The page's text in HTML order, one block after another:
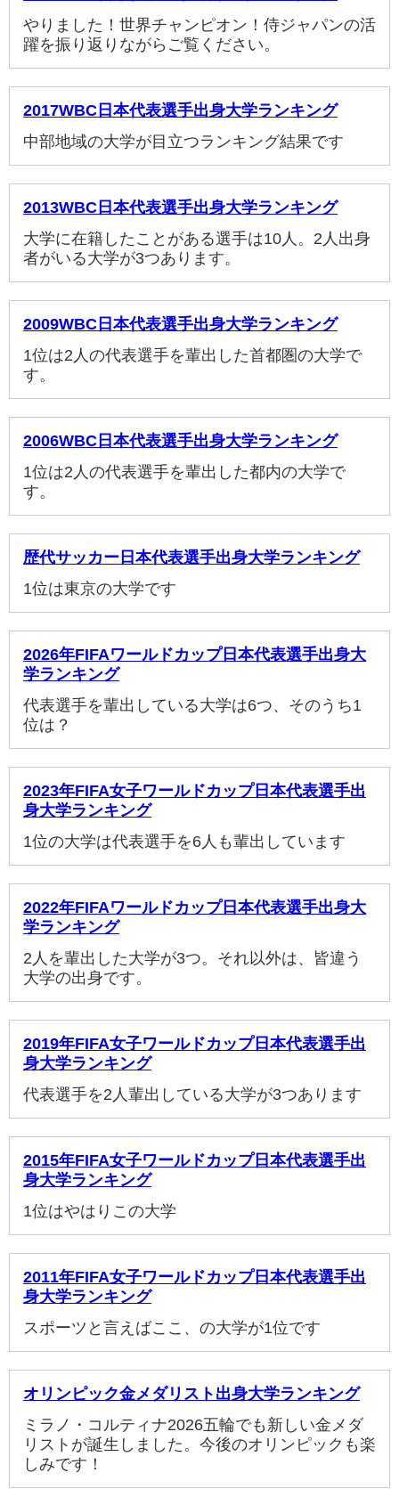
やりました！世界チャンピオン！侍ジャパンの活
躍を振り返りながらご覧ください。
2017WBC日本代表選手出身大学ランキング
中部地域の大学が目立つランキング結果です
2013WBC日本代表選手出身大学ランキング
大学に在籍したことがある選手は10人。2人出身
者がいる大学が3つあります。
2009WBC日本代表選手出身大学ランキング
1位は2人の代表選手を輩出した首都圏の大学で
す。
2006WBC日本代表選手出身大学ランキング
1位は2人の代表選手を輩出した都内の大学で
す。
歴代サッカー日本代表選手出身大学ランキング
1位は東京の大学です
2026年FIFAワールドカップ日本代表選手出身大
学ランキング
代表選手を輩出している大学は6つ、そのうち1
位は？
2023年FIFA女子ワールドカップ日本代表選手出
身大学ランキング
1位の大学は代表選手を6人も輩出しています
2022年FIFAワールドカップ日本代表選手出身大
学ランキング
2人を輩出した大学が3つ。それ以外は、皆違う
大学の出身です。
2019年FIFA女子ワールドカップ日本代表選手出
身大学ランキング
代表選手を2人輩出している大学が3つあります
2015年FIFA女子ワールドカップ日本代表選手出
身大学ランキング
1位はやはりこの大学
2011年FIFA女子ワールドカップ日本代表選手出
身大学ランキング
スポーツと言えばここ、の大学が1位です
オリンピック金メダリスト出身大学ランキング
ミラノ・コルティナ2026五輪でも新しい金メダ
リストが誕生しました。今後のオリンピックも楽
しみです！